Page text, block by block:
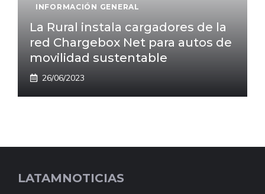
INFORMACIÓN GENERAL
La Rural instala cargadores de la
red Chargebox Net para autos de
movilidad sustentable
26/06/2023
LATAMNOTICIAS